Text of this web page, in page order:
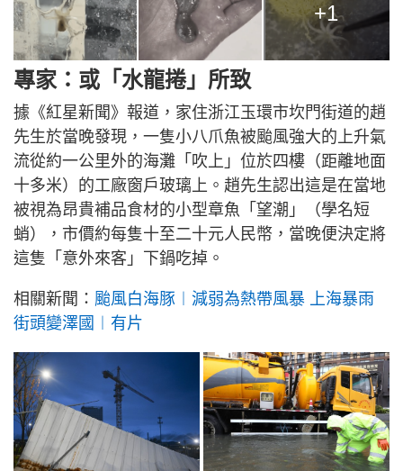
+1
專家：或「水龍捲」所致
據《紅星新聞》報道，家住浙江玉環市坎門街道的趙
先生於當晚發現，一隻小八爪魚被颱風強大的上升氣
流從約一公里外的海灘「吹上」位於四樓（距離地面
十多米）的工廠窗戶玻璃上。趙先生認出這是在當地
被視為昂貴補品食材的小型章魚「望潮」（學名短
蛸），市價約每隻十至二十元人民幣，當晚便決定將
這隻「意外來客」下鍋吃掉。
相關新聞： 颱風白海豚︱減弱為熱帶風暴 上海暴雨
街頭變澤國︱有片